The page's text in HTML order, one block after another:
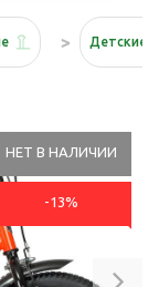
Детские
НЕТ В НАЛИЧИИ
-13%